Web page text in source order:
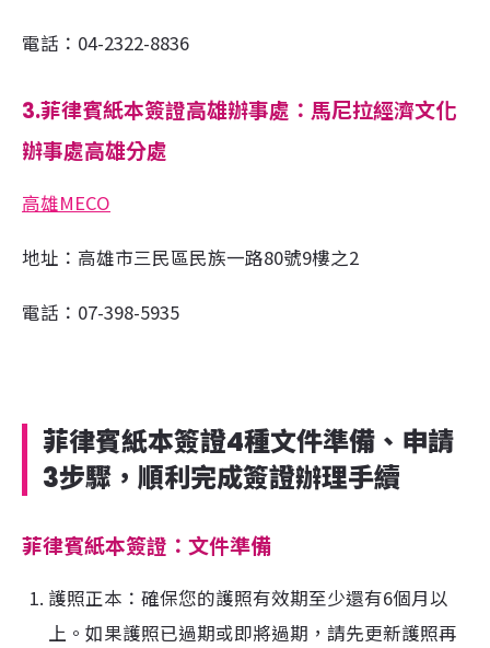
電話：04-2322-8836
3.菲律賓紙本簽證高雄辦事處：馬尼拉經濟文化
辦事處高雄分處
高雄MECO
地址：高雄市三民區民族一路80號9樓之2
電話：07-398-5935
菲律賓紙本簽證4種文件準備、申請
3步驟，順利完成簽證辦理手續
菲律賓紙本簽證：文件準備
護照正本：確保您的護照有效期至少還有6個月以
上。如果護照已過期或即將過期，請先更新護照再